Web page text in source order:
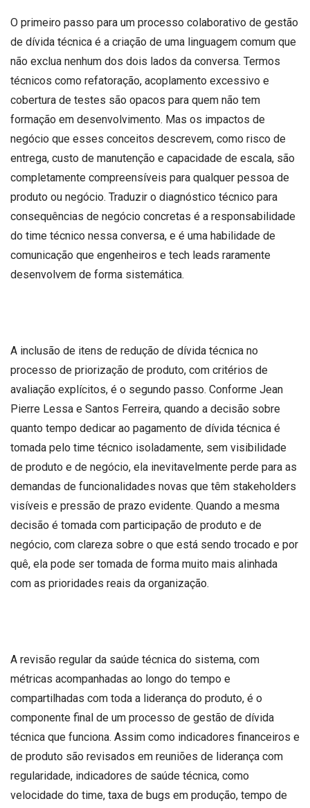
O primeiro passo para um processo colaborativo de gestão
de dívida técnica é a criação de uma linguagem comum que
não exclua nenhum dos dois lados da conversa. Termos
técnicos como refatoração, acoplamento excessivo e
cobertura de testes são opacos para quem não tem
formação em desenvolvimento. Mas os impactos de
negócio que esses conceitos descrevem, como risco de
entrega, custo de manutenção e capacidade de escala, são
completamente compreensíveis para qualquer pessoa de
produto ou negócio. Traduzir o diagnóstico técnico para
consequências de negócio concretas é a responsabilidade
do time técnico nessa conversa, e é uma habilidade de
comunicação que engenheiros e tech leads raramente
desenvolvem de forma sistemática.
A inclusão de itens de redução de dívida técnica no
processo de priorização de produto, com critérios de
avaliação explícitos, é o segundo passo. Conforme Jean
Pierre Lessa e Santos Ferreira, quando a decisão sobre
quanto tempo dedicar ao pagamento de dívida técnica é
tomada pelo time técnico isoladamente, sem visibilidade
de produto e de negócio, ela inevitavelmente perde para as
demandas de funcionalidades novas que têm stakeholders
visíveis e pressão de prazo evidente. Quando a mesma
decisão é tomada com participação de produto e de
negócio, com clareza sobre o que está sendo trocado e por
quê, ela pode ser tomada de forma muito mais alinhada
com as prioridades reais da organização.
A revisão regular da saúde técnica do sistema, com
métricas acompanhadas ao longo do tempo e
compartilhadas com toda a liderança do produto, é o
componente final de um processo de gestão de dívida
técnica que funciona. Assim como indicadores financeiros e
de produto são revisados em reuniões de liderança com
regularidade, indicadores de saúde técnica, como
velocidade do time, taxa de bugs em produção, tempo de